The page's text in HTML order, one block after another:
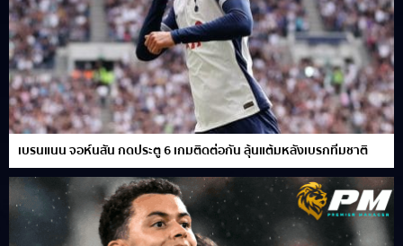
เบรนแนน จอห์นสัน กดประตู 6 เกมติดต่อกัน ลุ้นแต้มหลังเบรกทีมชาติ